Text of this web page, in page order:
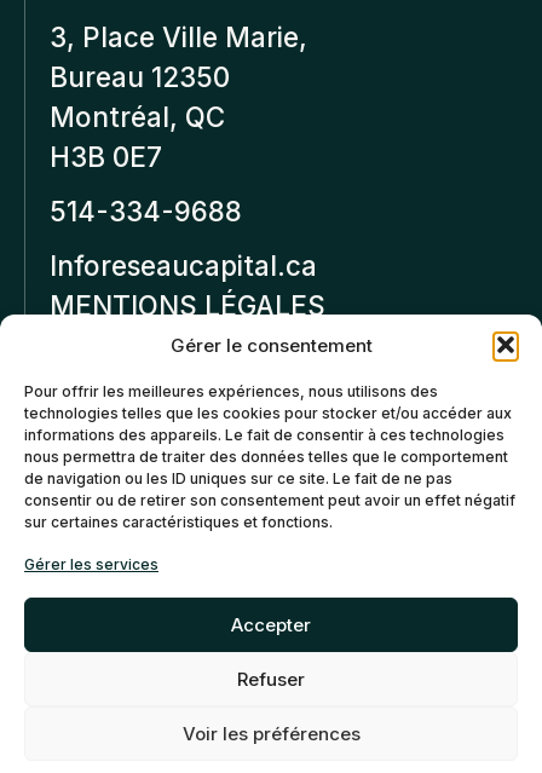
Gérer le consentement
Pour offrir les meilleures expériences, nous utilisons des
technologies telles que les cookies pour stocker et/ou accéder aux
informations des appareils. Le fait de consentir à ces technologies
nous permettra de traiter des données telles que le comportement
de navigation ou les ID uniques sur ce site. Le fait de ne pas
consentir ou de retirer son consentement peut avoir un effet négatif
sur certaines caractéristiques et fonctions.
Gérer les services
Accepter
Refuser
Voir les préférences
3, Place Ville Marie,
Bureau 12350
Montréal, QC
H3B 0E7
514-334-9688
Inforeseaucapital.ca
MENTIONS LÉGALES
Politique de
confidentialité
Politiques d’annulation et
de remboursement
Politique de cookies (CA)
©2026 Réseau Capital. Tous
droits reservés -
My Little
- Agence web